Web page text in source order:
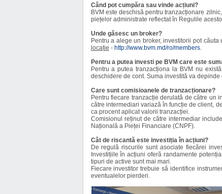
Când pot cumpăra sau vinde acțiuni?
BVM este deschisă pentru tranzacționare
piețelor administrate reflectat în Regulile
Unde găsesc un broker?
Pentru a alege un broker, investitorii pot căuta
locație - http://www.bvm.md/ro/members.
Pentru a putea investi pe BVM care este
Pentru a putea tranzacționa la BVM nu
deschidere de cont. Suma investită va
Care sunt comisioanele de tranzacționare?
Pentru fiecare tranzacție derulată de către un
către intermediari variază în funcție de client,
ca procent aplicat valorii tranzacției.
Comisionul reținut de către intermediar
Națională a Pieței Financiare (CNPF).
Cât de riscantăeste investiția în acțiuni?
De regulă riscurile sunt asociate fiecărei
Investițiile în acțiuni oferă randamente
tipuri de active sunt mai mari.
Fiecare investitor trebuie să identifice
eventualelor pierderi.